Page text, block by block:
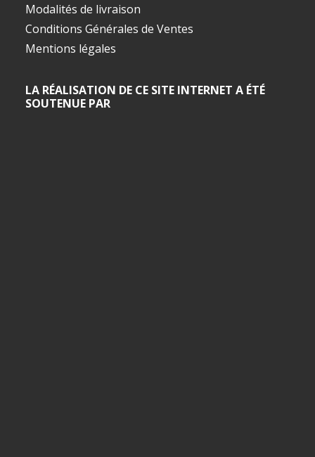
Modalités de livraison
Conditions Générales de Ventes
Mentions légales
LA RÉALISATION DE CE SITE INTERNET A ÉTÉ
SOUTENUE PAR